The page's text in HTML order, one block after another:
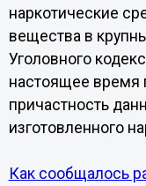
наркотические
вещества в
Уголовного
настоящее время
причастность
изготовленного
Как сообщалось